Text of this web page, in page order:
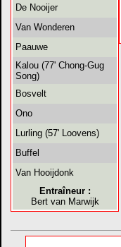
De Nooijer
Van Wonderen
Paauwe
Kalou (77' Chong-Gug
Song)
Bosvelt
Ono
Lurling (57' Loovens)
Buffel
Van Hooijdonk
Entraîneur :
Bert van Marwijk